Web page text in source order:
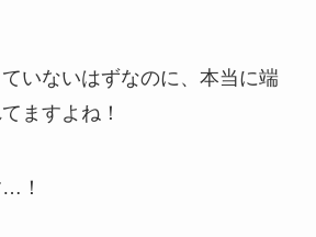
いないはずなのに、本当に端
ますよね！
！